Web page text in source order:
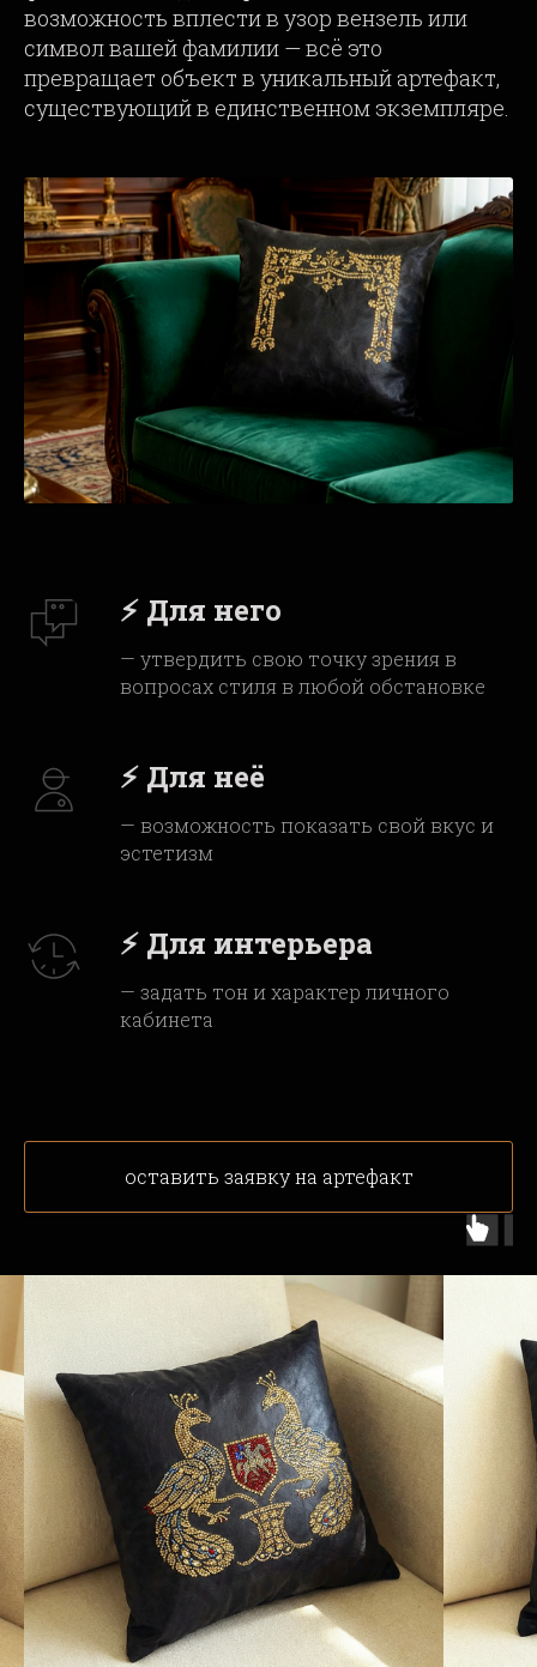
возможность вплести в узор вензель или
символ вашей фамилии — всё это
превращает объект в уникальный артефакт,
существующий в единственном экземпляре.
⚡ Для него
— утвердить свою точку зрения в
вопросах стиля в любой обстановке
⚡ Для неё
— возможность показать свой вкус и
эстетизм
⚡ Для интерьера
— задать тон и характер личного
кабинета
оставить заявку на артефакт